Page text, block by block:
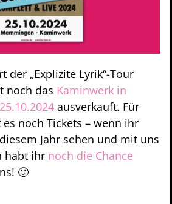
der „Explizite Lyrik“-Tour
noch das Kaminwerk in
ausverkauft. Für
noch Tickets – wenn ihr
Jahr sehen und mit uns
habt ihr noch die Chance
🙂